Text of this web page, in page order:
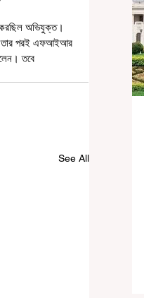
তার পরই এফআইআর
তবে
See All